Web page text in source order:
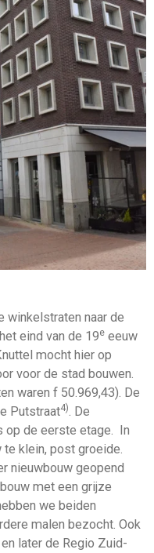
winkelstraten naar de
eind van de 19e eeuw
mocht hier op
voor de stad bouwen.
waren f 50.969,43). De
Putstraat4)
. De
op de eerste etage. In
klein, post groeide.
nieuwbouw geopend
met een grijze
we beiden
malen bezocht. Ook
later de Regio Zuid-